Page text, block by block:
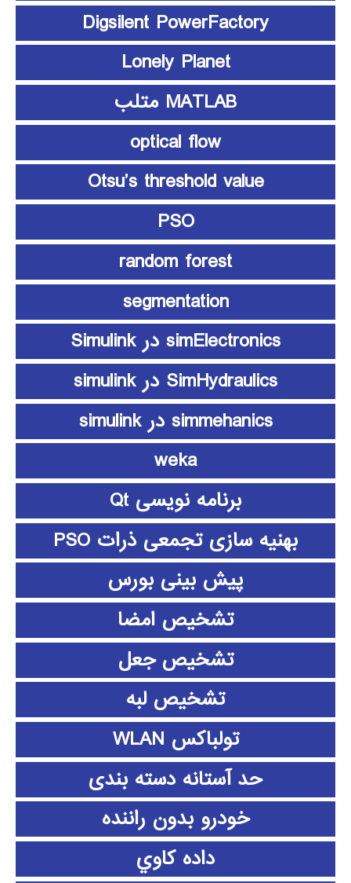
Digsilent PowerFactory
Lonely Planet
MATLAB متلب
optical flow
Otsu’s threshold value
PSO
random forest
segmentation
simElectronics در Simulink
SimHydraulics در simulink
simmehanics در simulink
weka
برنامه نویسی Qt
بهنیه سازی تجمعی ذرات PSO
پیش بینی بورس
تشخیص امضا
تشخیص جعل
تشخیص لبه
تولباکس WLAN
حد آستانه دسته بندی
خودرو بدون راننده
داده كاوي